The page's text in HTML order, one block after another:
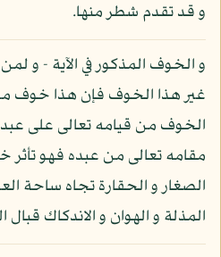
و قد تقدم شطر منها.
و الخوف المذكور في الآية - و
غير هذا الخوف فإن هذا خوف
الخوف من قيامه تعالى على
مقامه تعالى من عبده فهو
الصغار و الحقارة تجاه ساحة
المذلة و الهوان و الاندكاك